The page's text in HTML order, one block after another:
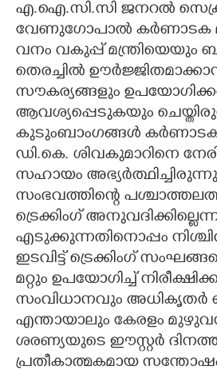
എ.ഐ.സി.സി ജനറൽ
വേണുഗോപാൽ കർണാടക
വനം വകുപ്പ് മന്ത്രിയെയും
തെരച്ചിൽ
സൗകര്യങ്ങളും
ആവശ്യപ്പെടുകയും
കുടുംബാംഗങ്ങൾ കർണാടക
ഡി.കെ. ശിവകുമാറിനെ
സഹായം
സംഭവത്തിന്റെ
ട്രെക്കിംഗ്
എടുക്കുന്നതിനൊപ്പം
ഇടവിട്ട് ട്രെക്കിംഗ്
മറ്റും ഉപയോഗിച്ച്
സംവിധാനവും അധികൃതർ
എന്തായാലും കേരളം
ശരണ്യയുടെ ഈസ്റ്റർ
പ്രതീകാത്മകമായ